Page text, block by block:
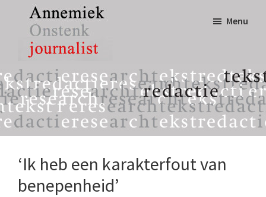
inhoud
eerste
sidebar
Annemiek
Onstenk
Journalist
tekst,
redactie
&
research
Menu
‘Ik heb een karakterfout van
benepenheid’